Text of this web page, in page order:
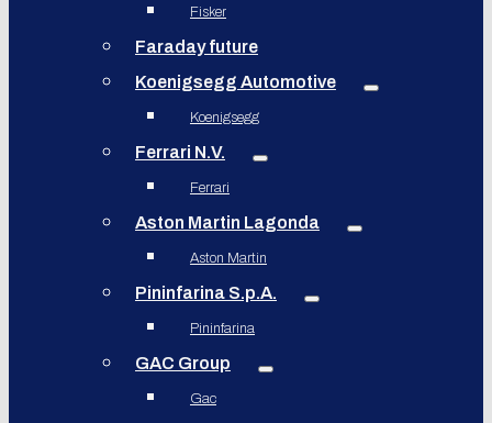
Fisker
Faraday future
Koenigsegg Automotive
Koenigsegg
Ferrari N.V.
Ferrari
Aston Martin Lagonda
Aston Martin
Pininfarina S.p.A.
Pininfarina
GAC Group
Gac